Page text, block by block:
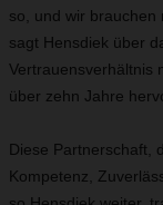
so, und wir brauchen
sagt Hensdiek über
Vertrauensverhältnis
über zehn Jahre
Diese Partnerschaft,
Kompetenz,